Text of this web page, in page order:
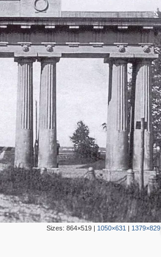
Sizes: 864×519| 1050×631 | 1379×829